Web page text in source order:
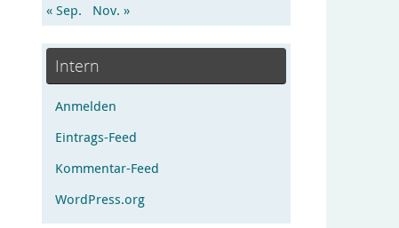
« Sep.
Nov. »
Intern
Anmelden
Eintrags-Feed
Kommentar-Feed
WordPress.org